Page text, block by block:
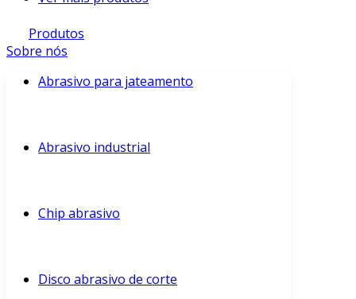
Produtos
Sobre nós
Abrasivo para jateamento
Abrasivo industrial
Chip abrasivo
Disco abrasivo de corte